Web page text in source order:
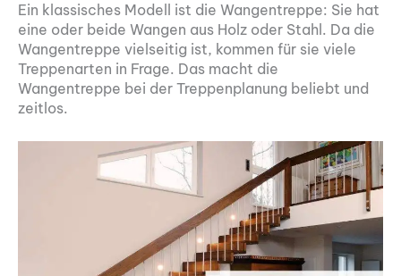
Ein klassisches Modell ist die Wangentreppe: Sie hat
eine oder beide Wangen aus Holz oder Stahl. Da die
Wangentreppe vielseitig ist, kommen für sie viele
Treppenarten in Frage. Das macht die
Wangentreppe bei der Treppenplanung beliebt und
zeitlos.